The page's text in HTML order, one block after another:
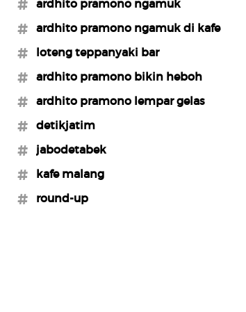
#ardhito pramono ngamuk
#ardhito pramono ngamuk di kafe
#loteng teppanyaki bar
#ardhito pramono bikin heboh
#ardhito pramono lempar gelas
#detikjatim
#jabodetabek
#kafe malang
#round-up